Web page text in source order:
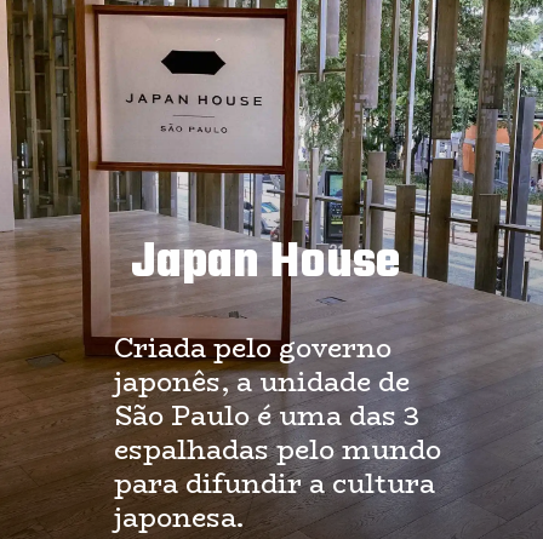
Japan House
Criada pelo governo
japonês, a unidade de
São Paulo é uma das 3
espalhadas pelo mundo
para difundir a cultura
japonesa.